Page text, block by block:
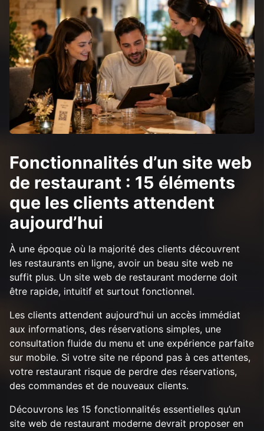
Fonctionnalités d’un site web
de restaurant : 15 éléments
que les clients attendent
aujourd’hui
À une époque où la majorité des clients découvrent
les restaurants en ligne, avoir un beau site web ne
suffit plus. Un site web de restaurant moderne doit
être rapide, intuitif et surtout fonctionnel.
Les clients attendent aujourd’hui un accès immédiat
aux informations, des réservations simples, une
consultation fluide du menu et une expérience parfaite
sur mobile. Si votre site ne répond pas à ces attentes,
votre restaurant risque de perdre des réservations,
des commandes et de nouveaux clients.
Découvrons les 15 fonctionnalités essentielles qu’un
site web de restaurant moderne devrait proposer en